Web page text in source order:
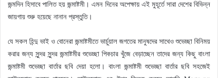
জন্মদিন হিসাবে পালিত হয় জন্মাষ্টমী। এমন দিনের অপেক্ষায় এই মুহূর্তে সারা দেশের বিভিন্ন
জায়গায় শুরু হয়েছে নানান প্রস্তুতি।
যে সকল হিন্দু ভাই ও বোনেরা জন্মাষ্টমীতে ভার্চুয়াল জগতের মানুষদের সাথেও শুভেচ্ছা বিনিময়
করার জন্য সুন্দর সুন্দর জন্মাষ্টমীর শুভেচ্ছা পিকচার খুঁজে বেড়াচ্ছেন তাদের জন্য কিছু বাংলা
জন্মাষ্টমী শুভেচ্ছা বার্তার ছবি দেয়া হলো। বাংলা জন্মাষ্টমী শুভেচ্ছা বার্তার ছবি সহজেই